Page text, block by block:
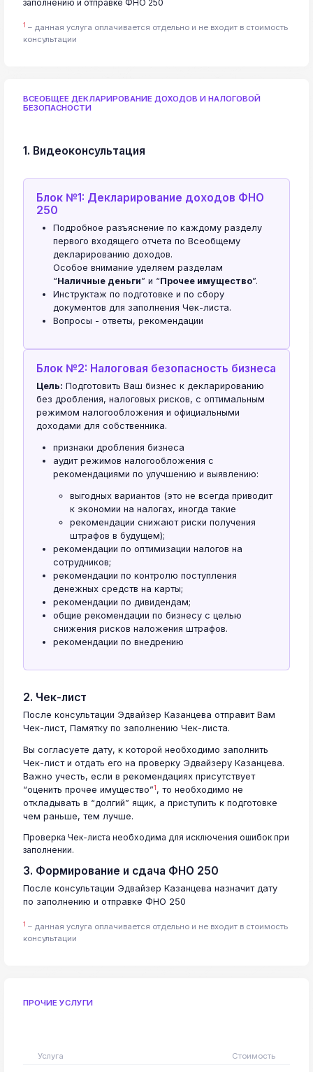
заполнению и отправке ФНО 250
1 – данная услуга оплачивается отдельно и не входит в стоимость
консультации
ВСЕОБЩЕЕ ДЕКЛАРИРОВАНИЕ ДОХОДОВ И НАЛОГОВОЙ
БЕЗОПАСНОСТИ
1. Видеоконсультация
Блок №1: Декларирование доходов ФНО
250
Подробное разъяснение по каждому разделу
первого входящего отчета по Всеобщему
декларированию доходов.
Особое внимание уделяем разделам
“Наличные деньги” и “Прочее имущество”.
Инструктаж по подготовке и по сбору
документов для заполнения Чек-листа.
Вопросы - ответы, рекомендации
Блок №2: Налоговая безопасность бизнеса
Цель: Подготовить Ваш бизнес к декларированию
без дробления, налоговых рисков, с оптимальным
режимом налогообложения и официальными
доходами для собственника.
признаки дробления бизнеса
аудит режимов налогообложения с
рекомендациями по улучшению и выявлению:
выгодных вариантов (это не всегда приводит
к экономии на налогах, иногда такие
рекомендации снижают риски получения
штрафов в будущем);
рекомендации по оптимизации налогов на
сотрудников;
рекомендации по контролю поступления
денежных средств на карты;
рекомендации по дивидендам;
общие рекомендации по бизнесу с целью
снижения рисков наложения штрафов.
рекомендации по внедрению
2. Чек-лист
После консультации Эдвайзер Казанцева отправит Вам
Чек-лист, Памятку по заполнению Чек-листа.
Вы согласуете дату, к которой необходимо заполнить
Чек-лист и отдать его на проверку Эдвайзеру Казанцева.
Важно учесть, если в рекомендациях присутствует
“оценить прочее имущество”1, то необходимо не
откладывать в “долгий” ящик, а приступить к подготовке
чем раньше, тем лучше.
Проверка Чек-листа необходима для исключения ошибок при
заполнении.
3. Формирование и сдача ФНО 250
После консультации Эдвайзер Казанцева назначит дату
по заполнению и отправке ФНО 250
1 – данная услуга оплачивается отдельно и не входит в стоимость
консультации
ПРОЧИЕ УСЛУГИ
Услуга Стоимость